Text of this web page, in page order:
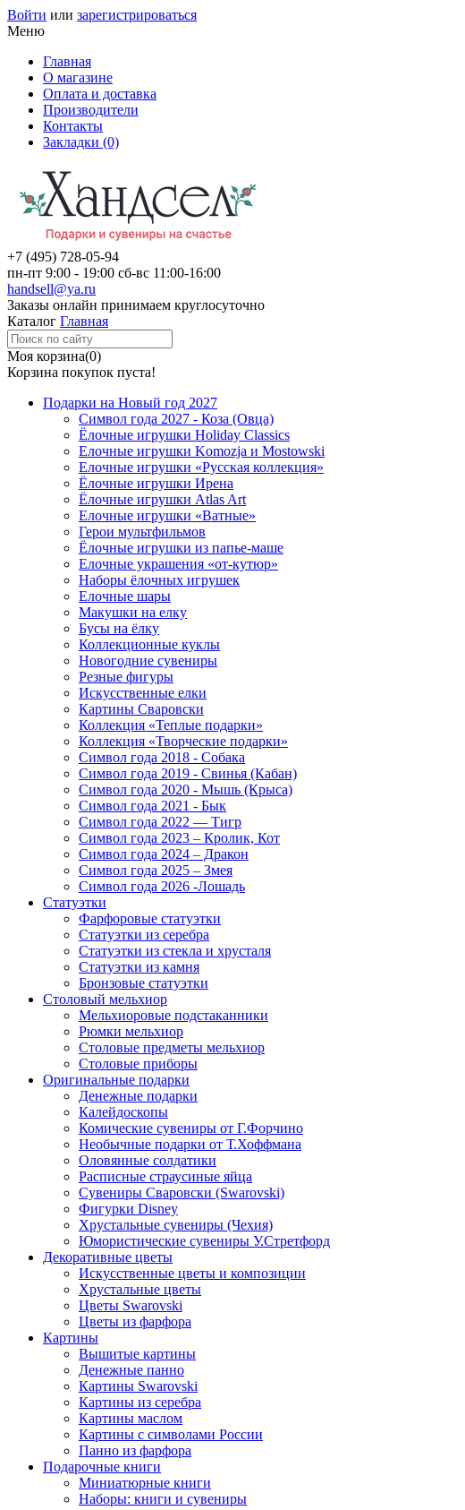
Войти или зарегистрироваться
Меню
Главная
О магазине
Оплата и доставка
Производители
Контакты
Закладки (0)
+7 (495) 728-05-94
пн-пт 9:00 - 19:00 сб-вс 11:00-16:00
handsell@ya.ru
Заказы онлайн принимаем круглосуточно
Каталог Главная
Моя корзина(0)
Корзина покупок пуста!
Подарки на Новый год 2027
Символ года 2027 - Коза (Овца)
Ёлочные игрушки Holiday Classics
Елочные игрушки Komozja и Mostowski
Елочные игрушки «Русская коллекция»
Ёлочные игрушки Ирена
Ёлочные игрушки Atlas Art
Елочные игрушки «Ватные»
Герои мультфильмов
Ёлочные игрушки из папье-маше
Елочные украшения «от-кутюр»
Наборы ёлочных игрушек
Елочные шары
Макушки на елку
Бусы на ёлку
Коллекционные куклы
Новогодние сувениры
Резные фигуры
Искусственные елки
Картины Сваровски
Коллекция «Теплые подарки»
Коллекция «Творческие подарки»
Символ года 2018 - Собака
Символ года 2019 - Свинья (Кабан)
Символ года 2020 - Мышь (Крыса)
Символ года 2021 - Бык
Символ года 2022 — Тигр
Символ года 2023 – Кролик, Кот
Символ года 2024 – Дракон
Символ года 2025 – Змея
Символ года 2026 -Лошадь
Статуэтки
Фарфоровые статуэтки
Статуэтки из серебра
Статуэтки из стекла и хрусталя
Статуэтки из камня
Бронзовые статуэтки
Столовый мельхиор
Мельхиоровые подстаканники
Рюмки мельхиор
Столовые предметы мельхиор
Столовые приборы
Оригинальные подарки
Денежные подарки
Калейдоскопы
Комические сувениры от Г.Форчино
Необычные подарки от Т.Хоффмана
Оловянные солдатики
Расписные страусиные яйца
Сувениры Сваровски (Swarovski)
Фигурки Disney
Хрустальные сувениры (Чехия)
Юмористические сувениры У.Стретфорд
Декоративные цветы
Искусственные цветы и композиции
Хрустальные цветы
Цветы Swarovski
Цветы из фарфора
Картины
Вышитые картины
Денежные панно
Картины Swarovski
Картины из серебра
Картины маслом
Картины с символами России
Панно из фарфора
Подарочные книги
Миниатюрные книги
Наборы: книги и сувениры